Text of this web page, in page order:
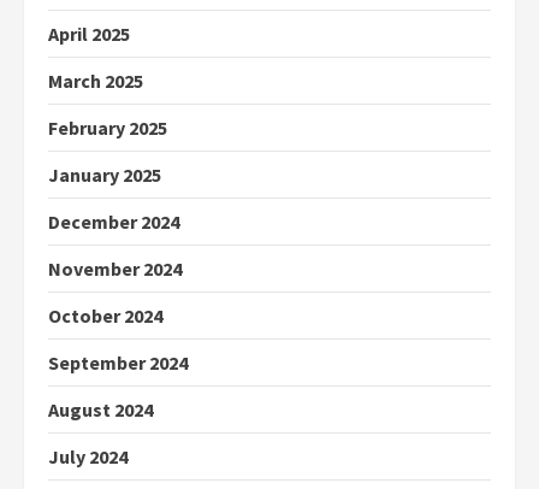
April 2025
March 2025
February 2025
January 2025
December 2024
November 2024
October 2024
September 2024
August 2024
July 2024